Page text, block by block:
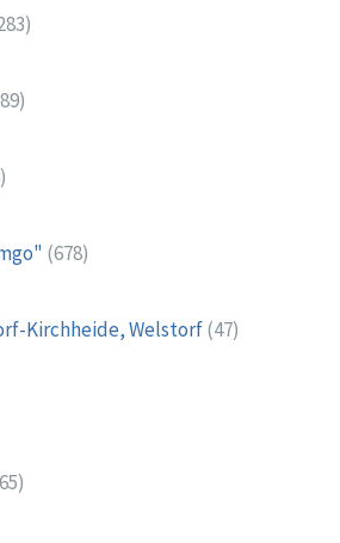
(678)
Kirchheide, Welstorf(47)